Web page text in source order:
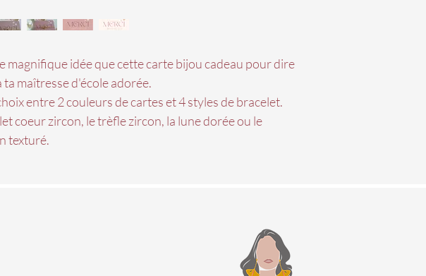
magnifique idée que cette carte bijou cadeau pour dire
ta maîtresse d'école adorée.
entre 2 couleurs de cartes et 4 styles de bracelet.
coeur zircon, le trèfle zircon, la lune dorée ou le
texturé.